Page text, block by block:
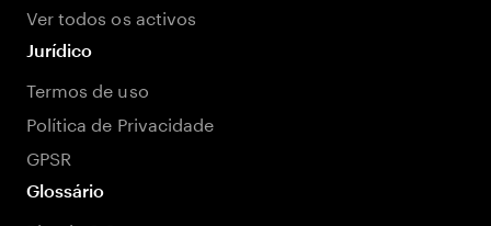
Ver todos os activos
Jurídico
Termos de uso
Política de Privacidade
GPSR
Glossário